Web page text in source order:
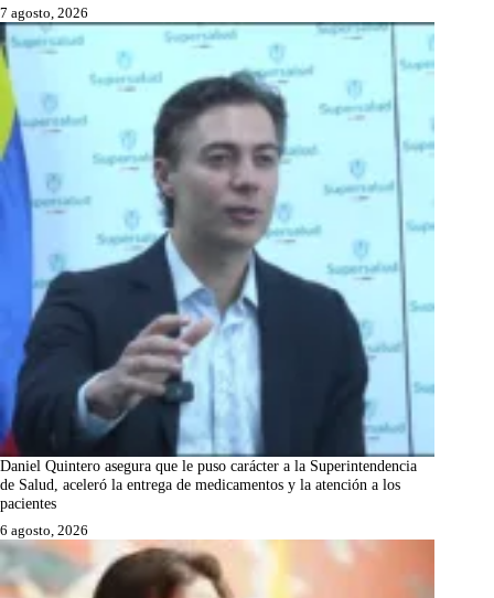
7 agosto, 2026
Daniel Quintero asegura que le puso carácter a la Superintendencia
de Salud, aceleró la entrega de medicamentos y la atención a los
pacientes
6 agosto, 2026